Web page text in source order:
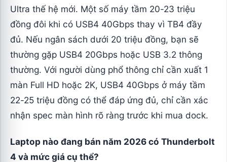
Ultra thế hệ mới. Một số máy tầm 20-23 triệu
đồng đôi khi có USB4 40Gbps thay vì TB4 đầy
đủ. Nếu ngân sách dưới 20 triệu đồng, bạn sẽ
thường gặp USB4 20Gbps hoặc USB 3.2 thông
thường. Với người dùng phổ thông chỉ cần xuất 1
màn Full HD hoặc 2K, USB4 40Gbps ở máy tầm
22-25 triệu đồng có thể đáp ứng đủ, chỉ cần xác
nhận spec màn hình rõ ràng trước khi mua dock.
Laptop nào đang bán năm 2026 có Thunderbolt
4 và mức giá cụ thể?